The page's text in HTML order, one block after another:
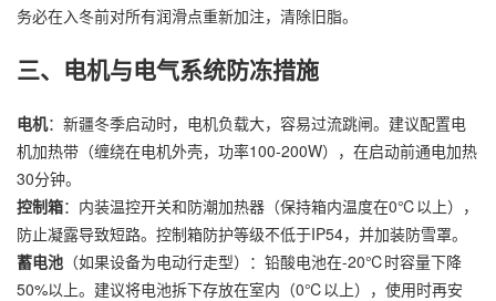
务必在入冬前对所有润滑点重新加注，清除旧脂。
三、电机与电气系统防冻措施
电机：新疆冬季启动时，电机负载大，容易过流跳闸。建议配置电
机加热带（缠绕在电机外壳，功率100-200W），在启动前通电加热
30分钟。
控制箱：内装温控开关和防潮加热器（保持箱内温度在0℃以上），
防止凝露导致短路。控制箱防护等级不低于IP54，并加装防雪罩。
蓄电池 （如果设备为电动行走型）：铅酸电池在-20℃时容量下降
50%以上。建议将电池拆下存放在室内（0℃以上），使用时再安